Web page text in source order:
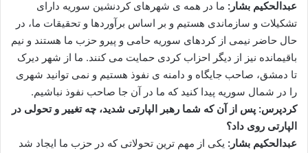
عبدالحکیم بشار: ما در همه ی شهرهای کردنشین سوریه دارای
تشکیلات و سازماندی هستیم و بر اساس برآوردها و تحقیقات ما، در
حال حاضر نیمی از کردهای سوریه حامی و پیرو حزب ما هستند و نیم
باقیمانده نیز از دیگر احزاب کردی حمایت می کنند. ما از شهر دیرک
تا دمشق، صاحب جایگاه و دامنه ی نفوذ هستیم و نمی توانید شهری
را در شمال سوریه پیدا کنید که ما در آن جا صاحب نفوذ نباشیم.
کردپرس: پس از آن که شما رهبر الپارتی شدید، چه تغییر و تحولی در
الپارتی روی داد؟
عبدالحکیم بشار: یکی از مهم ترین تحولاتی که در حزب ما ایجاد شد